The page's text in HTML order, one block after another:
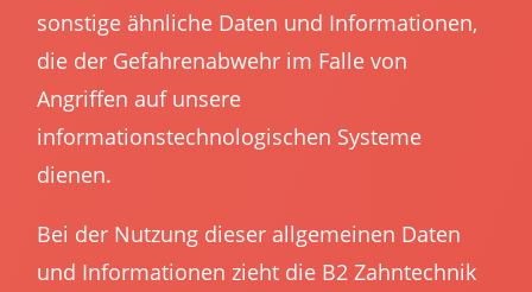
sonstige ähnliche Daten und Informationen,
die der Gefahrenabwehr im Falle von
Angriffen auf unsere
informationstechnologischen Systeme
dienen.
Bei der Nutzung dieser allgemeinen Daten
und Informationen zieht die B2 Zahntechnik